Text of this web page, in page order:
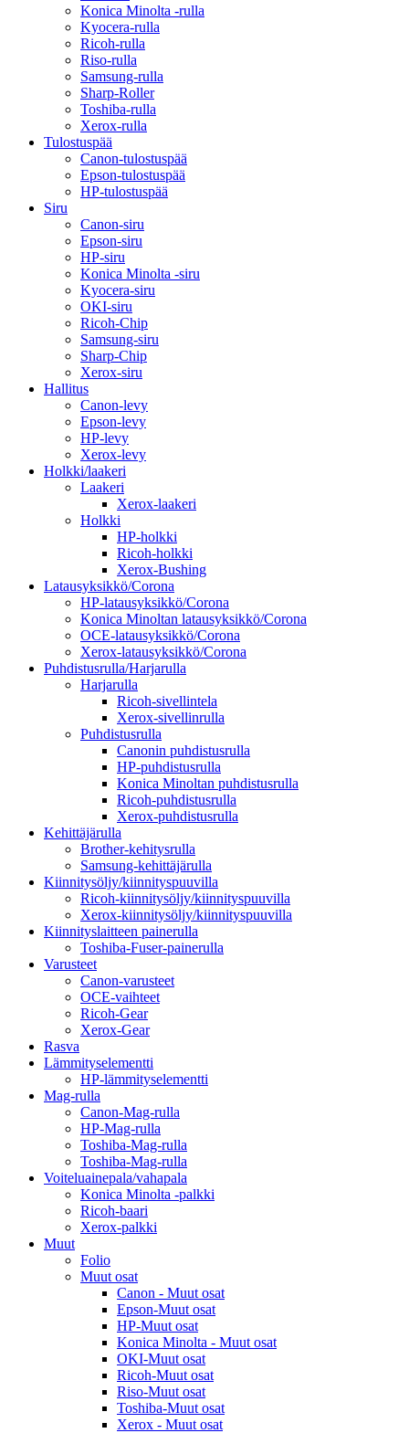
Konica Minolta -rulla
Kyocera-rulla
Ricoh-rulla
Riso-rulla
Samsung-rulla
Sharp-Roller
Toshiba-rulla
Xerox-rulla
Tulostuspää
Canon-tulostuspää
Epson-tulostuspää
HP-tulostuspää
Siru
Canon-siru
Epson-siru
HP-siru
Konica Minolta -siru
Kyocera-siru
OKI-siru
Ricoh-Chip
Samsung-siru
Sharp-Chip
Xerox-siru
Hallitus
Canon-levy
Epson-levy
HP-levy
Xerox-levy
Holkki/laakeri
Laakeri
Xerox-laakeri
Holkki
HP-holkki
Ricoh-holkki
Xerox-Bushing
Latausyksikkö/Corona
HP-latausyksikkö/Corona
Konica Minoltan latausyksikkö/Corona
OCE-latausyksikkö/Corona
Xerox-latausyksikkö/Corona
Puhdistusrulla/Harjarulla
Harjarulla
Ricoh-sivellintela
Xerox-sivellinrulla
Puhdistusrulla
Canonin puhdistusrulla
HP-puhdistusrulla
Konica Minoltan puhdistusrulla
Ricoh-puhdistusrulla
Xerox-puhdistusrulla
Kehittäjärulla
Brother-kehitysrulla
Samsung-kehittäjärulla
Kiinnitysöljy/kiinnityspuuvilla
Ricoh-kiinnitysöljy/kiinnityspuuvilla
Xerox-kiinnitysöljy/kiinnityspuuvilla
Kiinnityslaitteen painerulla
Toshiba-Fuser-painerulla
Varusteet
Canon-varusteet
OCE-vaihteet
Ricoh-Gear
Xerox-Gear
Rasva
Lämmityselementti
HP-lämmityselementti
Mag-rulla
Canon-Mag-rulla
HP-Mag-rulla
Toshiba-Mag-rulla
Toshiba-Mag-rulla
Voiteluainepala/vahapala
Konica Minolta -palkki
Ricoh-baari
Xerox-palkki
Muut
Folio
Muut osat
Canon - Muut osat
Epson-Muut osat
HP-Muut osat
Konica Minolta - Muut osat
OKI-Muut osat
Ricoh-Muut osat
Riso-Muut osat
Toshiba-Muut osat
Xerox - Muut osat